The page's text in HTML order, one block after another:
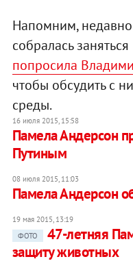
Напомним,
собралась
попросила
чтобы обсудить с
среды.
16 июля 2015, 15:58
Памела Андерсон
Путиным
08 июля 2015, 11:03
Памела Андерсон
19 мая 2015, 13:19
ФОТО
47-летняя
защиту животных